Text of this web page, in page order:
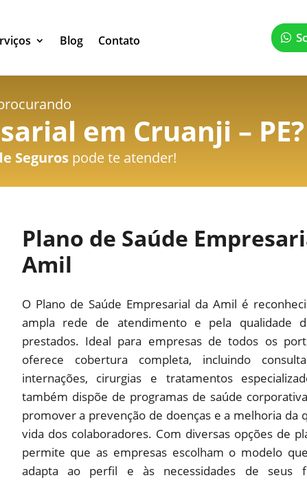
Blog Contato
em Cruanji – PE?
Segurospode te atender!
Plano de Saúde
Amil
O Plano de Saúde Empresarial da Amil é
ampla rede de atendimento e pela qualidade
prestados. Ideal para empresas de todos os
oferece cobertura completa, incluindo
internações, cirurgias e tratamentos
também dispõe de programas de saúde
promover a prevenção de doenças e a melhoria da
vida dos colaboradores. Com diversas opções de
permite que as empresas escolham o modelo
adapta ao perfil e às necessidades de seus